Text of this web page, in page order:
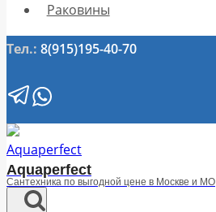
Раковины
Тел.: 8(915)195-40-70
Aquaperfect
Сантехника по выгодной цене в Москве и МО